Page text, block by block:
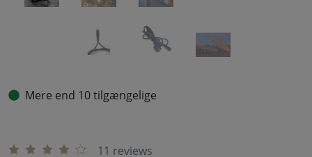
Mere end 10 tilgængelige
11 reviews